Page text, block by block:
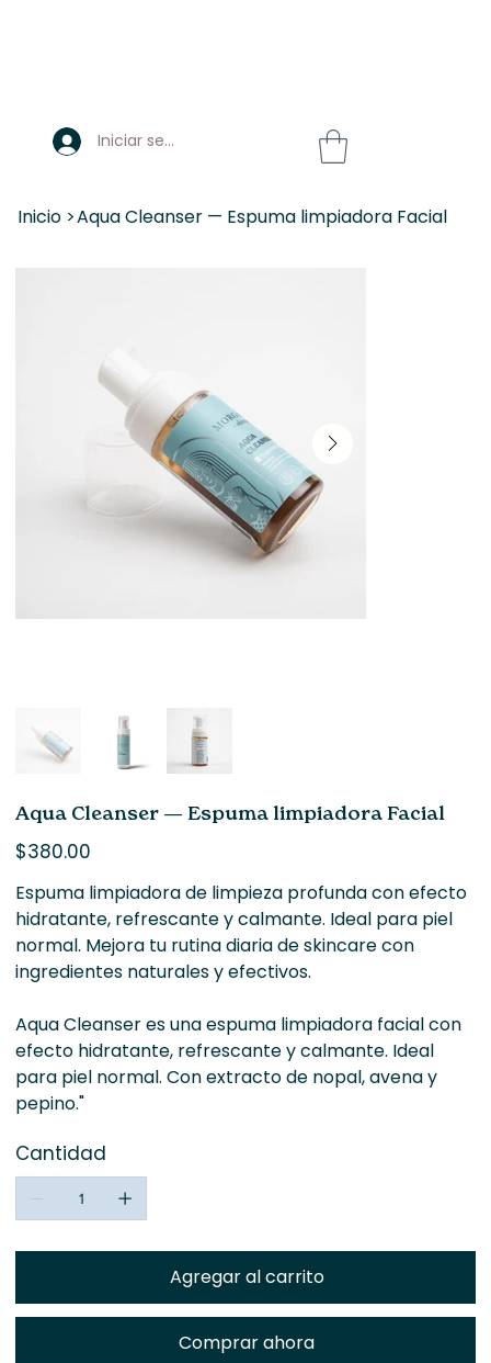
Iniciar sesión
Inicio >Aqua Cleanser — Espuma limpiadora Facial
Aqua Cleanser — Espuma limpiadora Facial
Precio
$380.00
Espuma limpiadora de limpieza profunda con efecto
hidratante, refrescante y calmante. Ideal para piel
normal. Mejora tu rutina diaria de skincare con
ingredientes naturales y efectivos.
Aqua Cleanser es una espuma limpiadora facial con
efecto hidratante, refrescante y calmante. Ideal
para piel normal. Con extracto de nopal, avena y
pepino."
Cantidad
Agregar al carrito
Comprar ahora